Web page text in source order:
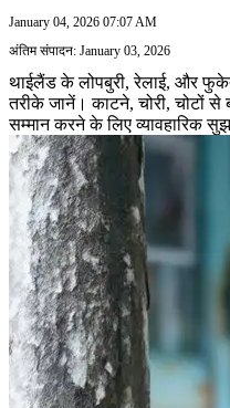
January 04, 2026 07:07 AM
अंतिम संपादन: January 03, 2026
थाईलैंड के लोपबुरी, रेलाई, और
तरीके जानें। काटने, चोरी, चोटों
सम्मान करने के लिए व्यावहारिक